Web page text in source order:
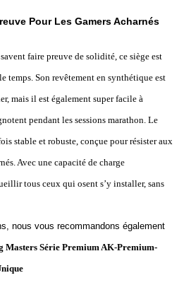
Pour Les Gamers Acharnés
faire preuve de solidité, ce siège est
temps. Son revêtement en synthétique est
mais il est également super facile à
pendant les sessions marathon. Le
stable et robuste, conçue pour résister aux
Avec une capacité de charge
tous ceux qui osent s’y installer, sans
nous vous recommandons également
Masters Série Premium AK-Premium-